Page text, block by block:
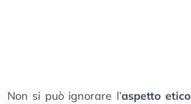
Non si può ignorare l’aspetto etico